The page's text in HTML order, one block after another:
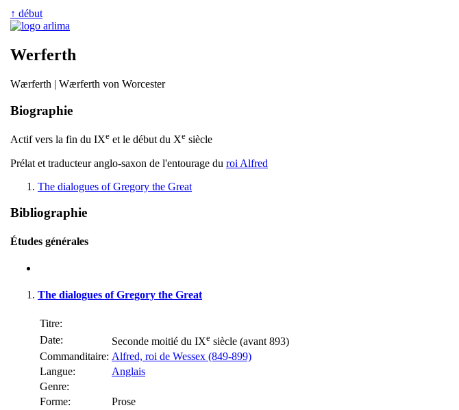
↑ début
Werferth
Wærferth | Wærferth von Worcester
Biographie
Actif vers la fin du IXe et le début du Xe siècle
Prélat et traducteur anglo-saxon de l'entourage du roi Alfred
The dialogues of Gregory the Great
Bibliographie
Études générales
The dialogues of Gregory the Great
Titre:
Date:
Seconde moitié du IXe siècle (avant 893)
Commanditaire: Alfred, roi de Wessex (849-899)
Langue:
Anglais
Genre:
Forme:
Prose